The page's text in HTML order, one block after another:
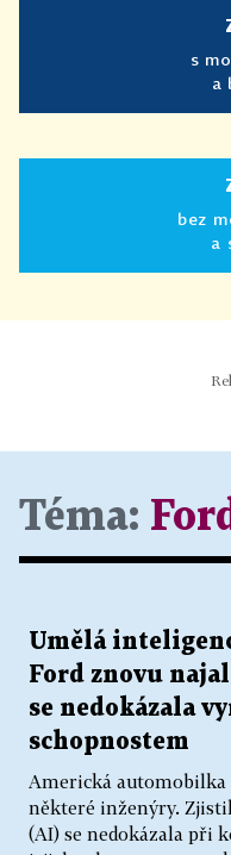
s
a
bez
a
Téma:
Umělá
Ford znovu
se nedokázala
schopnostem
Americká
některé inženýry.
(AI) se nedokázala při